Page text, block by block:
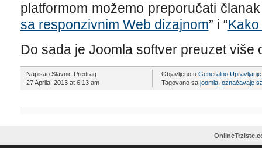
platformom možemo preporučati članak
sa responzivnim Web dizajnom” i “
Do sada je Joomla softver preuzet više
Napisao Slavnic Predrag
27 Aprila, 2013 at 6:13 am
Objavljeno u Generalno,
Tagovano sa joomla, označavaje